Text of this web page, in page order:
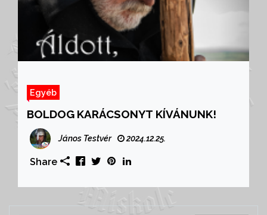
Egyéb
BOLDOG KARÁCSONYT KÍVÁNUNK!
János Testvér 2024.12.25.
Share